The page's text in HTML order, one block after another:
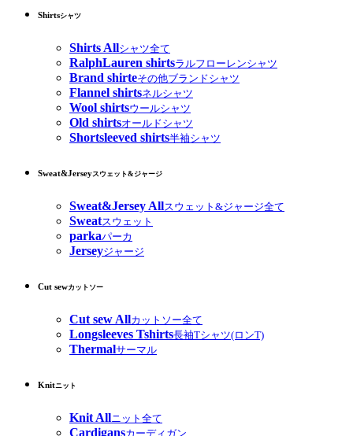
Shirtsシャツ
Shirts Allシャツ全て
RalphLauren shirtsラルフローレンシャツ
Brand shirteその他ブランドシャツ
Flannel shirtsネルシャツ
Wool shirtsウールシャツ
Old shirtsオールドシャツ
Shortsleeved shirts半袖シャツ
Sweat&Jerseyスウェット&ジャージ
Sweat&Jersey Allスウェット&ジャージ全て
Sweatスウェット
parkaパーカ
Jerseyジャージ
Cut sewカットソー
Cut sew Allカットソー全て
Longsleeves Tshirts長袖Tシャツ(ロンT)
Thermalサーマル
Knitニット
Knit Allニット全て
Cardigansカーディガン